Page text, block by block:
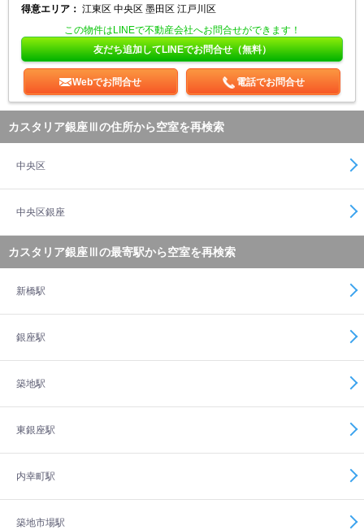
得意エリア： 江東区 中央区 墨田区 江戸川区
この物件はLINEで不動産会社へお問合せができます！
友だち追加してLINEでお問合せ（無料）
Webでお問合せ 電話でお問合せ
カスタリア銀座Ⅲの住所から空室を再検索
中央区
中央区銀座
カスタリア銀座Ⅲの最寄駅から空室を再検索
新橋駅
銀座駅
築地駅
東銀座駅
内幸町駅
築地市場駅